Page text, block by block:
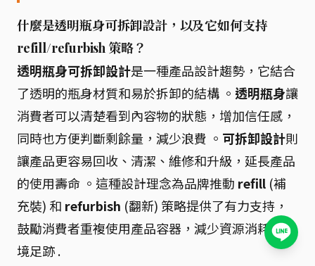
什麼是透明瓶身可拆卸設計，以及它如何支持
refill/refurbish 策略？
透明瓶身可拆卸設計是一種產品設計趨勢，它結合
了透明的瓶身材質和易於拆卸的結構 。 透明瓶身讓
消費者可以清楚看到內容物的狀態，增加信任感，
同時也方便判斷剩餘量，減少浪費 。 可拆卸設計則
讓產品更容易回收、清潔、維修和升級，延長產品
的使用壽命 。這種設計理念為品牌推動 refill (補
充裝) 和 refurbish (翻新) 策略提供了有力支持，
鼓勵消費者重複使用產品容器，減少資源消耗和環
境足跡 .